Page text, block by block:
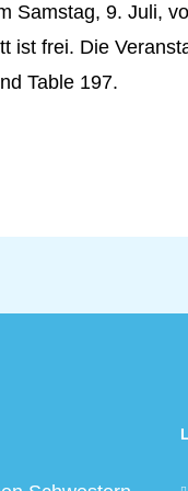
Samstag, 9. Juli,
ist frei. Die
Table 197.